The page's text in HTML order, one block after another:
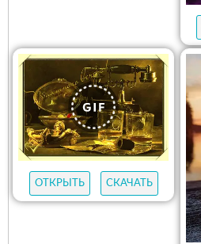
ОТКРЫТЬ СКАЧАТЬ